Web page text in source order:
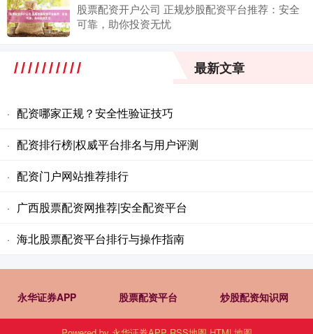
股票配资开户公司 正规炒股配资平台推荐：安全
可靠，助你投资无忧
最新文章
· 配资哪家正规？安全性验证技巧
· 配资排行榜|权威平台排名与用户评测
· 配资门户网站推荐排行
· 广西股票配资网推荐|安全配资平台
· 海北股票配资平台排行与操作指南
永华证券APP 股票配资平台 炒股配资知识网